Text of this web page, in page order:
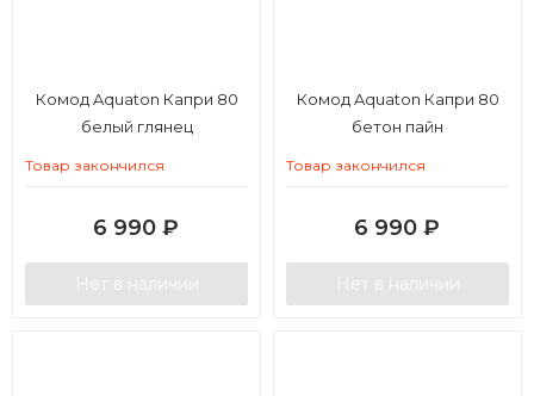
Комод Aquaton Капри 80
белый глянец
Товар закончился
6 990 ₽
Нет в наличии
Комод Aquaton Капри 80
бетон пайн
Товар закончился
6 990 ₽
Нет в наличии